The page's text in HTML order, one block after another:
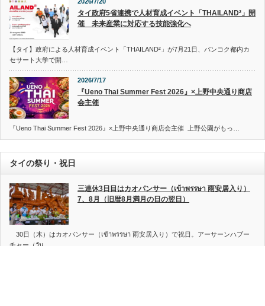
タイ政府5省連携で人材育成イベント「THAILAND²」開
催 未来産業に対応する技能強化へ
【タイ】政府による人材育成イベント「THAILAND²」が7月21日、バンコク都内カ
セサート大学で開…
2026/7/17
『Ueno Thai Summer Fest 2026』×上野中央通り商店
会主催
『Ueno Thai Summer Fest 2026』×上野中央通り商店会主催 上野公園がもっ…
タイの祭り・祝日
三連休3日目はカオパンサー（เข้าพรรษา 雨安居入り）
7、8月（旧暦8月満月の日の翌日）
30日（木）はカオパンサー（เข้าพรรษา 雨安居入り）で祝日。アーサーンハブー
チャー（วัน…